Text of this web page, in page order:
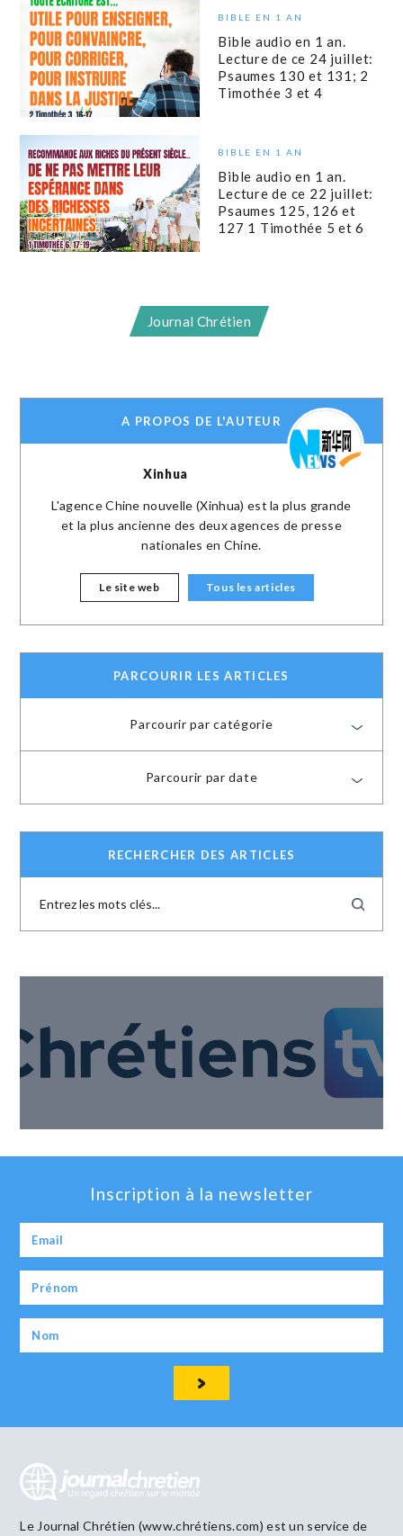
BIBLE EN 1 AN
Bible audio en 1 an.
Lecture de ce 24 juillet:
Psaumes 130 et 131; 2
Timothée 3 et 4
BIBLE EN 1 AN
Bible audio en 1 an.
Lecture de ce 22 juillet:
Psaumes 125, 126 et
127 1 Timothée 5 et 6
Journal Chrétien
A PROPOS DE L'AUTEUR
Xinhua
L'agence Chine nouvelle (Xinhua) est la plus grande
et la plus ancienne des deux agences de presse
nationales en Chine.
Le site web Tous les articles
PARCOURIR LES ARTICLES
Parcourir par catégorie
Parcourir par date
RECHERCHER DES ARTICLES
Inscription à la newsletter
Le Journal Chrétien (www.chrétiens.com) est un service de